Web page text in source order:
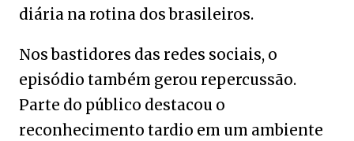
diária na rotina dos brasileiros.
Nos bastidores das redes sociais, o
episódio também gerou repercussão.
Parte do público destacou o
reconhecimento tardio em um ambiente